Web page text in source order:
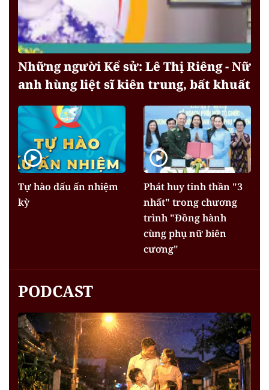
Những người Kể sử: Lê Thị Riêng - Nữ
anh hùng liệt sĩ kiên trung, bất khuất
Tự hào dấu ấn nhiệm
kỳ
Phát huy tinh thần "3
nhất" trong chương
trình "Đồng hành
cùng phụ nữ biên
cương"
PODCAST